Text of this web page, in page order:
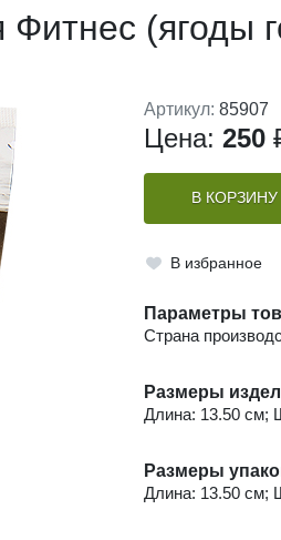
(ягоды
Артикул: 85907
Цена: 250
В КОРЗИНУ
В избранное
Параметры
Страна
Размеры
Длина: 13.50 см;
Размеры
Длина: 13.50 см;